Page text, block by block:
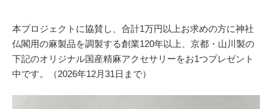
本プロジェクトに協賛し、合計1万円以上お求めの方に神社
仏閣用の麻製品を調製する創業120年以上、京都・山川製の
下記のオリジナル国産精麻アクセサリーをお1つプレゼント
中です。（2026年12月31日まで）